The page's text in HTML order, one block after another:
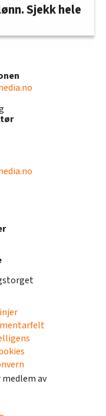
Sjekk hele
medlem av